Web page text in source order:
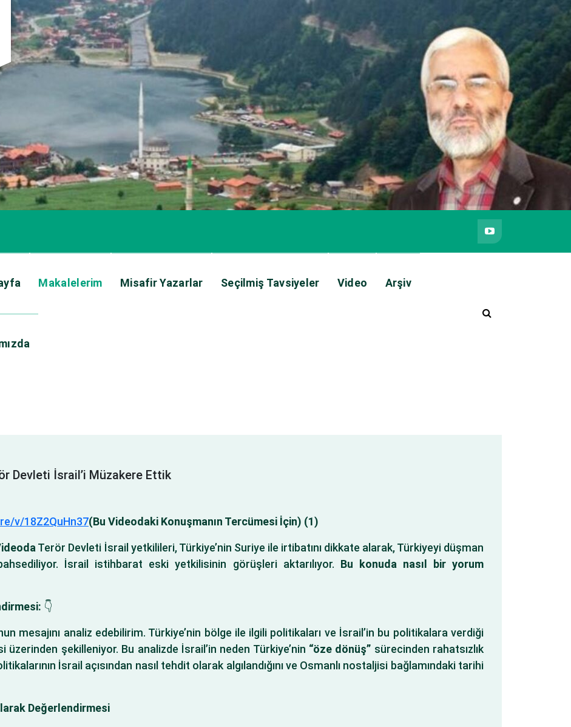
Makalelerim Misafir Yazarlar Seçilmiş Tavsiyeler Video Arşiv
Devleti İsrail’i Müzakere Ettik
v/18Z2QuHn37(Bu Videodaki Konuşmanın Tercümesi İçin) (1)
Terör Devleti İsrail yetkilileri, Türkiye’nin Suriye ile irtibatını dikkate alarak, Türkiyeyi düşman
İsrail istihbarat eski yetkilisinin görüşleri aktarılıyor. Bu konuda nasıl bir yorum
👇
mesajını analiz edebilirim. Türkiye’nin bölge ile ilgili politikaları ve İsrail’in bu politikalara verdiği
şekilleniyor. Bu analizde İsrail’in neden Türkiye’nin “öze dönüş” sürecinden rahatsızlık
İsrail açısından nasıl tehdit olarak algılandığını ve Osmanlı nostaljisi bağlamındaki tarihi
Değerlendirmesi